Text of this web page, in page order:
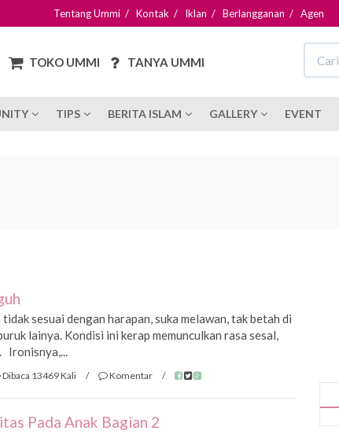
Tentang Ummi/ Kontak / Iklan / Berlangganan / Agen
TOKO UMMI TANYA UMMI
TIPS BERITA ISLAM GALLERY EVENT
sesuai dengan harapan, suka melawan, tak betah di
lainya. Kondisi ini kerap memunculkan rasa sesal,
Ironisnya,...
Dibaca 13469 Kali / Komentar /
Pada Anak Bagian 2